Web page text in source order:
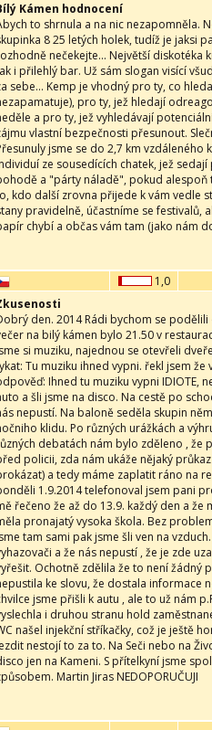
Kámen hodnocení
to shrnula a na nic nezapomněla.
8 25 letých holek, tudíž je jaksi
nečekejte... Největší diskotéka
i přilehlý bar. Už sám slogan visící
sebe... Kemp je vhodný pro ty, co
pro ty, jež hledají
a pro ty, jež vyhledávají
vlastní bezpečnosti přesunout.
jsme se do 2,7 km
ze sousedících chatek, jež
a "párty náladě", pokud
kdo další zrovna přijede k vám vedle
pravidelně, účastníme se festivalů,
chybí a občas vám tam (jako nám
1,0
den. 2014 Rádi bychom se
na bilý kámen bylo 21.50 v
si muziku, najednou se otevřeli
Tu muziku ihned vypni. řekl jsem
Ihned tu muziku vypni IDIOTE,
a šli jsme na disco. Na cestě po
nepustí. Na baloně seděla skupin
klidu. Po různých urážkách a
debatách nám bylo zděleno , že
policii, zda nám ukáže nějaký
a tedy máme zaplatit ráno na
1.9.2014 telefonoval jsem pani
řečeno že až do 13.9. každý den a
pronajatý vysoka škola. Bez
tam sami pak jsme šli ven na
a že nás nepustí , že je zde
Ochotně zdělila že to není žádný
ke slovu, že dostala informace
jsme přišli k autu , ale to už nám
i druhou stranu hold
našel injekční stříkačky, což je ještě
nestojí to za to. Na Seči nebo na
jen na Kameni. S přítelkyní jsme
Martin Jiras NEDOPORUČUJI